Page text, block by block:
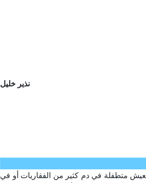
نذير خليل
متطفلة في دم كثير من الفقاريات أو في